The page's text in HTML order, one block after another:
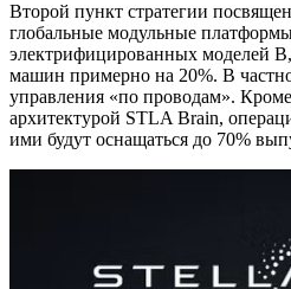
Второй пункт стратегии
глобальные модульные
электрифицированных моделей
машин примерно на 20%. В
управления «по проводам».
архитектурой STLA Brain,
ими будут оснащаться до 70%